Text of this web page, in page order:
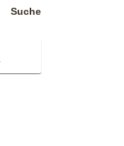
Suche